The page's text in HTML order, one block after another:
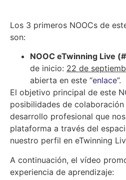
Los 3 primeros NOOCs de
son:
NOOC eTwinning Live
de inicio: 22 de
abierta en este “enlace”.
El objetivo principal de este
posibilidades de
desarrollo profesional que
plataforma a través del
nuestro perfil en eTwinning
A continuación, el vídeo
experiencia de aprendizaje: